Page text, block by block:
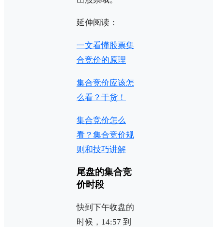
延伸阅读：
一文看懂股票集
合竞价的原理
集合竞价应该怎
么看？干货！
集合竞价怎么
看？集合竞价规
则和技巧讲解
尾盘的集合竞
价时段
快到下午收盘的
时候，14:57 到